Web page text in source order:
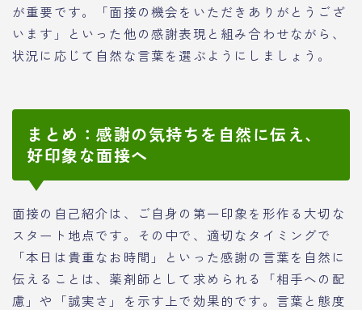
が重要です。「面接の機会をいただきありがとうござ
います」といった他の感謝表現と組み合わせながら、
状況に応じて自然な言葉を選ぶようにしましょう。
まとめ：感謝の気持ちを自然に伝え、
好印象な面接へ
面接の自己紹介は、ご自身の第一印象を形作る大切な
スタート地点です。その中で、適切なタイミングで
「本日は貴重なお時間」といった感謝の言葉を自然に
伝えることは、薬剤師として求められる「相手への配
慮」や「誠実さ」を示す上で効果的です。言葉と態度